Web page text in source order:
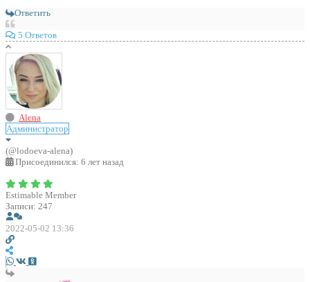
Ответить
5 Ответов
Alena
Администратор
(@lodoeva-alena)
Присоединился: 6 лет назад
Estimable Member
Записи: 247
2022-05-02 13:36